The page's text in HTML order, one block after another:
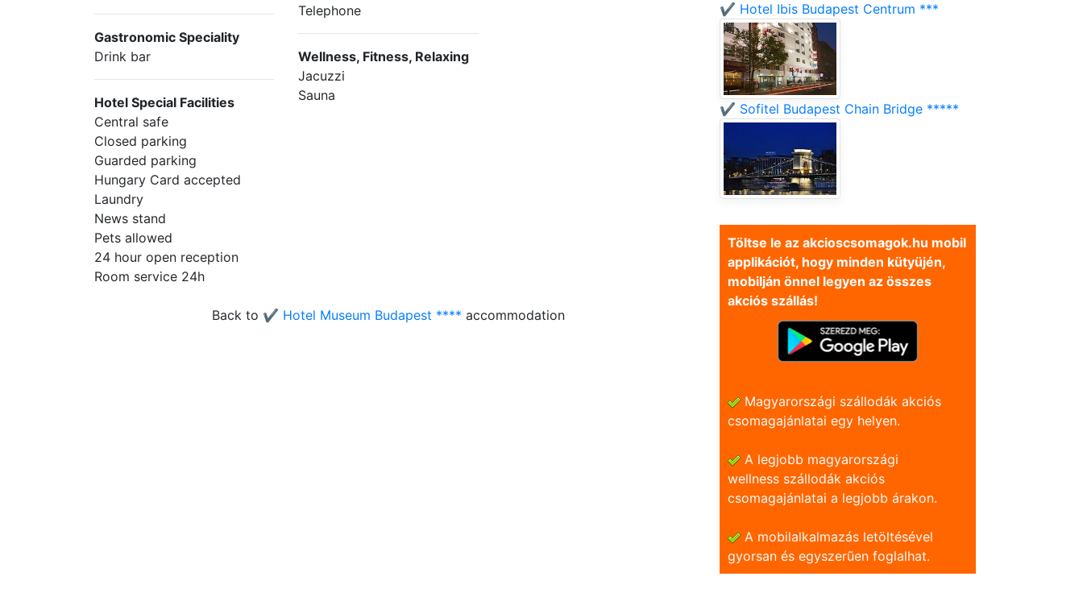
Gastronomic Speciality
Drink bar
Hotel Special Facilities
Central safe
Closed parking
Guarded parking
Hungary Card accepted
Laundry
News stand
Pets allowed
24 hour open reception
Room service 24h
Telephone
Wellness, Fitness, Relaxing
Jacuzzi
Sauna
Back to ✔️ Hotel Museum Budapest **** accommodation
✔️ Hotel Ibis Budapest Centrum ***
✔️ Sofitel Budapest Chain Bridge *****
Töltse le az akcioscsomagok.hu mobil
applikációt, hogy minden kütyüjén,
mobilján önnel legyen az összes
akciós szállás!
Magyarországi szállodák akciós
csomagajánlatai egy helyen.
A legjobb magyarországi
wellness szállodák akciós
csomagajánlatai a legjobb árakon.
A mobilalkalmazás letöltésével
gyorsan és egyszerũen foglalhat.